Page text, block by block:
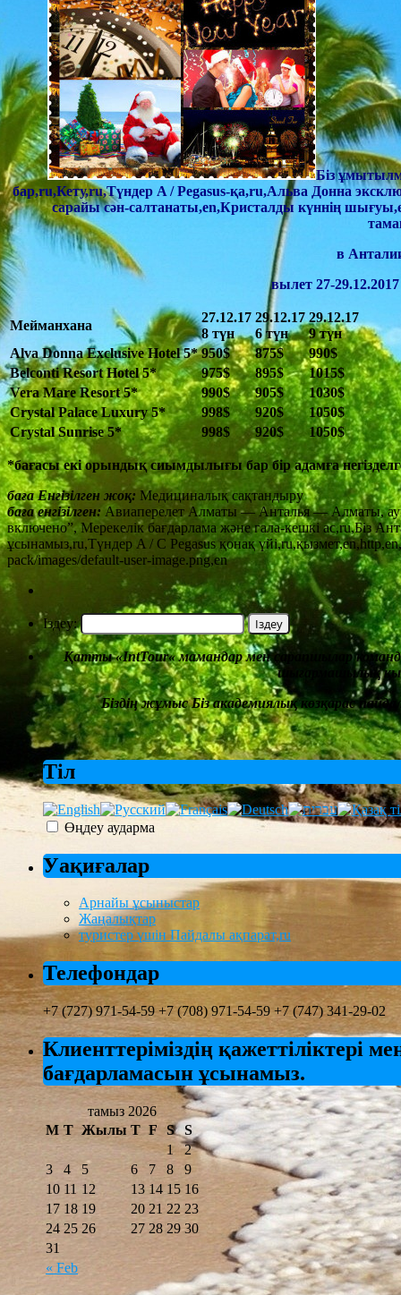
Біз
бар,ru,Кету,ru,Түндер A / Pegasus-қа,ru,Альва Донна
сарайы сән-салтанаты,en,Кристалды күннің
в
вылет 27-
Мейманхана
27.12.17
8 түн
29.12.17
6 түн
29.12.17
9 түн
Alva Donna Exclusive Hotel 5* 950$ 875$ 990$
Belconti Resort Hotel 5*
975$ 895$ 1015$
Vera Mare Resort 5*
990$ 905$ 1030$
Crystal Palace Luxury 5*
998$ 920$ 1050$
Crystal Sunrise 5*
998$ 920$ 1050$
*бағасы екі орындық сиымдылығы бар бір адамға
баға Енгізілген жоқ: Медициналық сақтандыру
баға енгізілген: Авиаперелет Алматы — Анталья — Алматы,
включено”, Мерекелік бағдарлама және гала-кешкі ас,ru,Біз
ұсынамыз,ru,Түндер A / C Pegasus қонақ
pack/images/default-user-image.png,en
Іздеу:
Қатты«IntTour« мамандар мен сарапшылар
шығармашылық
Біздің жұмысБіз академиялық көзқарас
Тіл
Өңдеу аударма
Уақиғалар
Арнайы ұсыныстар
Жаңалықтар
туристер үшін Пайдалы ақпарат,ru
Телефондар
+7 (727) 971-54-59 +7 (708) 971-54-59 +7 (747) 341-29-02
Клиенттеріміздің қажеттіліктері
бағдарламасын ұсынамыз.
тамыз 2026
М T Жылы T F S S
« Feb
1
2
3
4 5 6 7 8
9
10 11 12 13 14 15 16
17 18 19 20 21 22 23
24 25 26 27 28 29 30
31